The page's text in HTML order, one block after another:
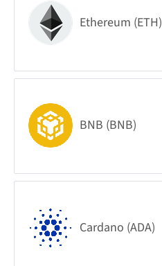
Ethereum (ETH)
BNB (BNB)
Cardano (ADA)